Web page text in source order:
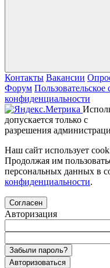
Контакты Вакансии
Форум Пользовательское
конфиденциальности
допускается только с
разрешения
Наш сайт использует
Продолжая им
персональных данных в
конфиденциальности.
Согласен
Авторизация
Забыли пароль?
Авторизоваться